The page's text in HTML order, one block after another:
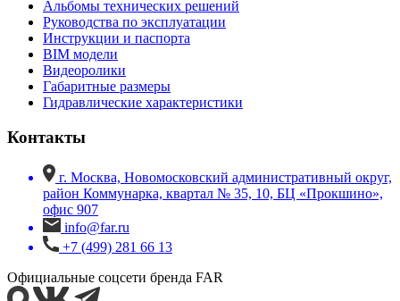
Альбомы технических решений
Руководства по эксплуатации
Инструкции и паспорта
BIM модели
Видеоролики
Габаритные размеры
Гидравлические характеристики
Контакты
г. Москва, Новомосковский административный округ,
район Коммунарка, квартал № 35, 10, БЦ «Прокшино»,
офис 907
info@far.ru
+7 (499) 281 66 13
Официальные соцсети бренда FAR